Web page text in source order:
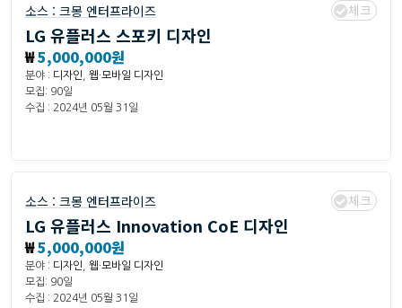
소스 : 크몽 엔터프라이즈 체크
LG 유플러스 스포키 디자인
₩5,000,000원
분야 : 디자인
웹·모바일 디자인
모집: 90일
수집 : 2024년 05월 31일
소스 : 크몽 엔터프라이즈 체크
LG 유플러스 Innovation CoE 디자인
₩5,000,000원
분야 : 디자인
웹·모바일 디자인
모집: 90일
수집 : 2024년 05월 31일